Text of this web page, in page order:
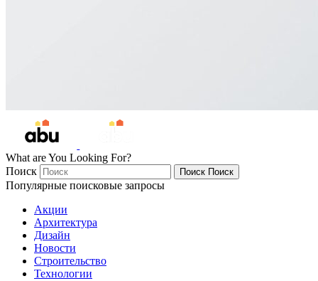
What are You Looking For?
Поиск
Поиск Поиск
Популярные поисковые запросы
Акции
Архитектура
Дизайн
Новости
Строительство
Технологии